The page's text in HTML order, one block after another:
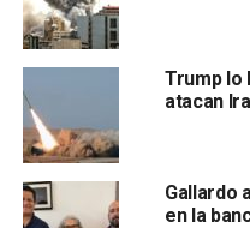
En el video agradecieron a
Exteriores (SRE), a la
Nacional (Sedena), a la
Física y Deporte en
Olímpico Mexicano
de Gimnasia (FMG).
Trump lo
atacan
Gallardo
en la